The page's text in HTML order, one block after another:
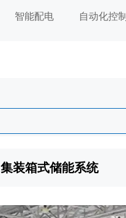
智能配电 自动化控制
集装箱式储能系统